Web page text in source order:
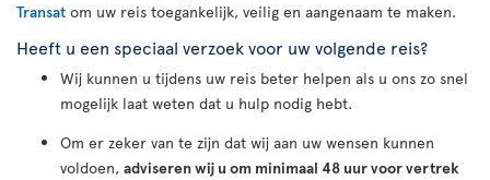
Transat om uw reis toegankelijk, veilig en aangenaam te maken.
Heeft u een speciaal verzoek voor uw volgende reis?
Wij kunnen u tijdens uw reis beter helpen als u ons zo snel
mogelijk laat weten dat u hulp nodig hebt.
Om er zeker van te zijn dat wij aan uw wensen kunnen
voldoen, adviseren wij u om minimaal 48 uur voor vertrek